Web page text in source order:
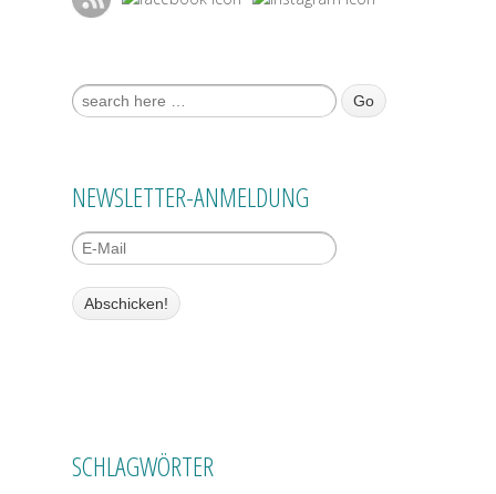
Suche nach:
NEWSLETTER-ANMELDUNG
SCHLAGWÖRTER